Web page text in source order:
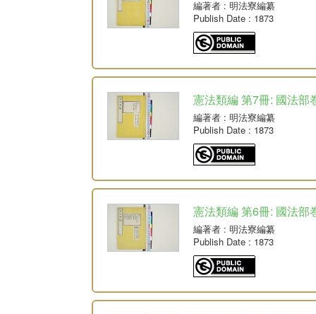
編著者 : 明法寮編纂
Publish Date : 1873
憲法類編 第7冊: 國法部
編著者 : 明法寮編纂
Publish Date : 1873
憲法類編 第6冊: 國法部
編著者 : 明法寮編纂
Publish Date : 1873